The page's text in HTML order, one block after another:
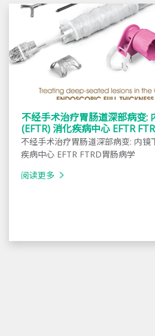
不经手术治疗胃肠道深部病变:
(EFTR) 消化疾病中心 EFTR
不经手术治疗胃肠道深部病变: 内镜
疾病中心 EFTR FTRD胃肠病学
阅读更多